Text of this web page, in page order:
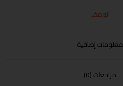
الوصف
معلومات إضافية
مراجعات (0)